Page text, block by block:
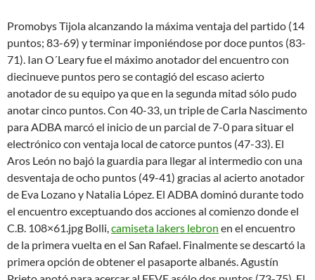
Promobys Tijola alcanzando la máxima ventaja del partido (14
puntos; 83-69) y terminar imponiéndose por doce puntos (83-
71). Ian O´Leary fue el máximo anotador del encuentro con
diecinueve puntos pero se contagió del escaso acierto
anotador de su equipo ya que en la segunda mitad sólo pudo
anotar cinco puntos. Con 40-33, un triple de Carla Nascimento
para ADBA marcó el inicio de un parcial de 7-0 para situar el
electrónico con ventaja local de catorce puntos (47-33). El
Aros León no bajó la guardia para llegar al intermedio con una
desventaja de ocho puntos (49-41) gracias al acierto anotador
de Eva Lozano y Natalia López. El ADBA dominó durante todo
el encuentro exceptuando dos acciones al comienzo donde el
C.B. 108×61.jpg Bolli,camiseta lakers lebron en el encuentro
de la primera vuelta en el San Rafael. Finalmente se descartó la
primera opción de obtener el pasaporte albanés. Agustín